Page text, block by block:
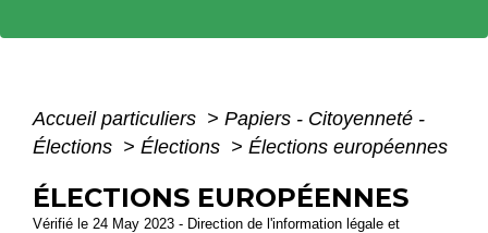
Accueil particuliers > Papiers - Citoyenneté -
Élections > Élections > Élections européennes
ÉLECTIONS EUROPÉENNES
Vérifié le 24 May 2023 - Direction de l'information légale et